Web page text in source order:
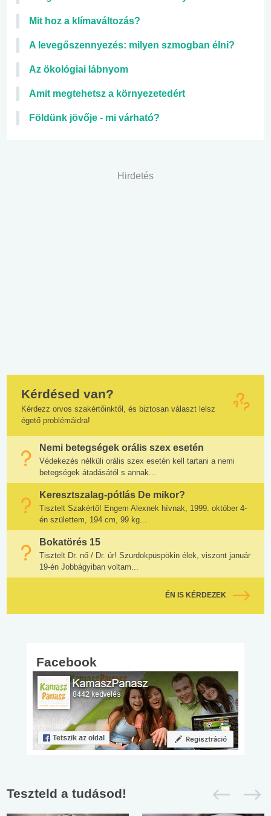
Mit hoz a klímaváltozás?
A levegőszennyezés: milyen szmogban élni?
Az ökológiai lábnyom
Amit megtehetsz a környezetedért
Földünk jövője - mi várható?
Hirdetés
Kérdésed van?
Kérdezz orvos szakértőinktől, és biztosan választ lelsz
égető problémáidra!
Nemi betegségek orális szex esetén
Védekezés nélküli orális szex esetén kell tartani a nemi
betegségek átadásától s annak...
Keresztszalag-pótlás De mikor?
Tisztelt Szakértő! Engem Alexnek hívnak, 1999. október 4-
én születtem, 194 cm, 99 kg...
Bokatörés 15
Tisztelt Dr. nő / Dr. úr! Szurdokpüspökin élek, viszont január
19-én Jobbágyiban voltam...
ÉN IS KÉRDEZEK
Facebook
Teszteld a tudásod!